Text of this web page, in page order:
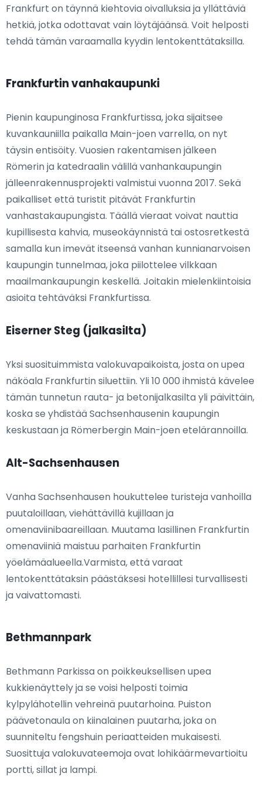
Frankfurt on täynnä kiehtovia oivalluksia ja yllättäviä
hetkiä, jotka odottavat vain löytäjäänsä. Voit helposti
tehdä tämän varaamalla kyydin lentokenttätaksilla.
Frankfurtin vanhakaupunki
Pienin kaupunginosa Frankfurtissa, joka sijaitsee
kuvankauniilla paikalla Main-joen varrella, on nyt
täysin entisöity. Vuosien rakentamisen jälkeen
Römerin ja katedraalin välillä vanhankaupungin
jälleenrakennusprojekti valmistui vuonna 2017. Sekä
paikalliset että turistit pitävät Frankfurtin
vanhastakaupungista. Täällä vieraat voivat nauttia
kupillisesta kahvia, museokäynnistä tai ostosretkestä
samalla kun imevät itseensä vanhan kunnianarvoisen
kaupungin tunnelmaa, joka piilottelee vilkkaan
maailmankaupungin keskellä. Joitakin mielenkiintoisia
asioita tehtäväksi Frankfurtissa.
Eiserner Steg (jalkasilta)
Yksi suosituimmista valokuvapaikoista, josta on upea
näköala Frankfurtin siluettiin. Yli 10 000 ihmistä kävelee
tämän tunnetun rauta- ja betonijalkasilta yli päivittäin,
koska se yhdistää Sachsenhausenin kaupungin
keskustaan ja Römerbergin Main-joen etelärannoilla.
Alt-Sachsenhausen
Vanha Sachsenhausen houkuttelee turisteja vanhoilla
puutaloillaan, viehättävillä kujillaan ja
omenaviinibaareillaan. Muutama lasillinen Frankfurtin
omenaviiniä maistuu parhaiten Frankfurtin
yöelämäalueella.Varmista, että varaat
lentokenttätaksin päästäksesi hotellillesi turvallisesti
ja vaivattomasti.
Bethmannpark
Bethmann Parkissa on poikkeuksellisen upea
kukkienäyttely ja se voisi helposti toimia
kylpylähotellin vehreinä puutarhoina. Puiston
päävetonaula on kiinalainen puutarha, joka on
suunniteltu fengshuin periaatteiden mukaisesti.
Suosittuja valokuvateemoja ovat lohikäärmevartioitu
portti, sillat ja lampi.